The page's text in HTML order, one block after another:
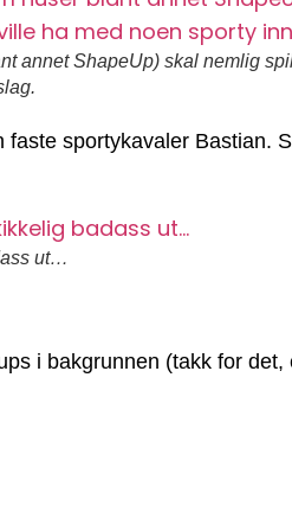
annet ShapeUp) skal nemlig
sportykavaler Bastian.
ut…
i bakgrunnen (takk for